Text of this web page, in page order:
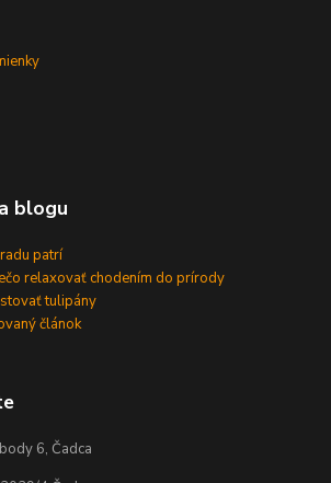
blogu
patrí
relaxovať chodením do prírody
tulipány
článok
6, Čadca